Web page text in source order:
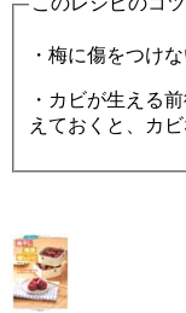
・梅に傷をつけ
・カビが生える
えておくと、カ